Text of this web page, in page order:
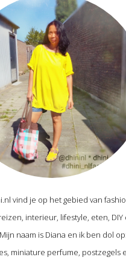
vind je op het gebied van
interieur, lifestyle, eten, DIY
naam is Diana en ik ben dol op:
miniature perfume, postzegels